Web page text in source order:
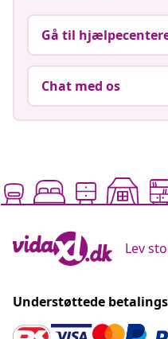
Gå til
Chat med os
Lev
Understøttede